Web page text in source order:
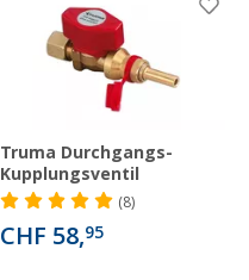
Truma Durchgangs-
Kupplungsventil
(8)
CHF 58,95